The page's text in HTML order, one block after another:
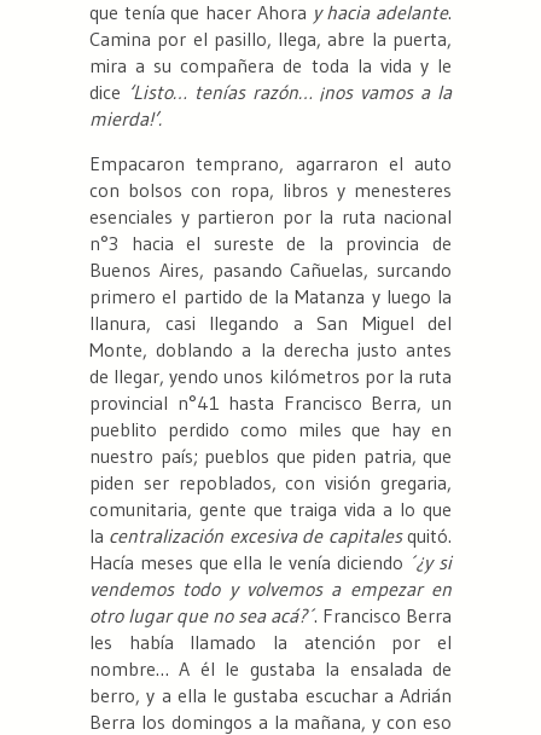
que tenía que hacer Ahora y hacia adelante.
Camina por el pasillo, llega, abre la puerta,
mira a su compañera de toda la vida y le
dice ‘Listo… tenías razón… ¡nos vamos a la
mierda!’.
Empacaron temprano, agarraron el auto
con bolsos con ropa, libros y menesteres
esenciales y partieron por la ruta nacional
n°3 hacia el sureste de la provincia de
Buenos Aires, pasando Cañuelas, surcando
primero el partido de la Matanza y luego la
llanura, casi llegando a San Miguel del
Monte, doblando a la derecha justo antes
de llegar, yendo unos kilómetros por la ruta
provincial n°41 hasta Francisco Berra, un
pueblito perdido como miles que hay en
nuestro país; pueblos que piden patria, que
piden ser repoblados, con visión gregaria,
comunitaria, gente que traiga vida a lo que
la centralización excesiva de capitalesquitó.
Hacía meses que ella le venía diciendo ´¿y si
vendemos todo y volvemos a empezar en
otro lugar que no sea acá?´. Francisco Berra
les había llamado la atención por el
nombre… A él le gustaba la ensalada de
berro, y a ella le gustaba escuchar a Adrián
Berra los domingos a la mañana, y con eso